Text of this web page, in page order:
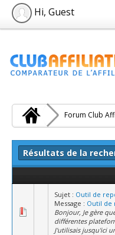
Hi, Guest
Forum Club
Résultats de la
Sujet : Outil de
Message : Outil de
Bonjour, Je gère
différentes
J'utilisais jusqu'ici